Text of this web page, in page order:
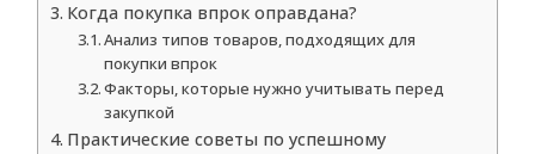
Когда покупка впрок оправдана?
Анализ типов товаров, подходящих для
покупки впрок
Факторы, которые нужно учитывать перед
закупкой
Практические советы по успешному